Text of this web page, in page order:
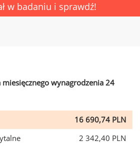
w badaniu i sprawdź!
wynagrodzenia 24
16 690,74 PLN
2 342,40 PLN